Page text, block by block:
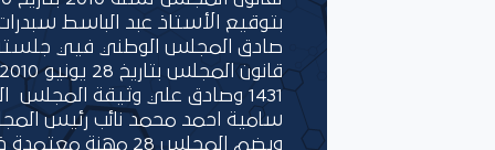
بتوقيع الأستاذ عبد الباسط
1431 وصادق علي وثيقة المجلس
سامية احمد محمد نائب رئيس
ويضم المجلس 28 مهنة